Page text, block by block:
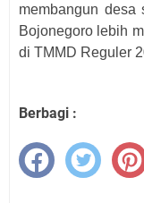
membangun desa
Bojonegoro lebih
di TMMD Reguler
Berbagi :